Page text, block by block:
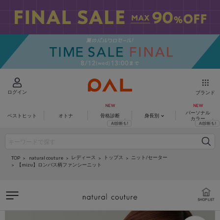
ログイン ブランド
ベストヒット オトナ 骨格診断 身長別
パーソナル
カラー
TOP natural couture レディース トップス
ニット/セーター
【mizu】ロンバス柄ファンシーニット